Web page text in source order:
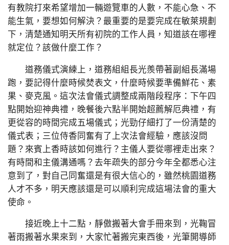
有教院打來希望增加一輛遊覽車的人數，不能心急、不
能生氣，要想如何解決？最重要的是要完成在敏萊規劃
下，清楚通知明天所有初院的工作人員，知道該在哪裡
就定位？該做什麼工作？
道務儀式演練上，道務組組長光羨帶著副組長滿場
跑，要記得什麼時候焚表文，什麼時候要準備鮮花、素
果、麥克風。這次法會儀式調整成兩階段程序：下午四
點開始迎神典禮，晚餐後六點半開始超薦解厄典禮，有
更從容的時間完成五場儀式；光勁仔細打了一份清楚的
儀式表；三位侍香同奮有了上次法會經驗，應該沒問
題？來賓上香時該如何進行？主儀人要從哪裡走出來？
有時間和主儀溝通嗎？去年疏失的部分今年全都悉心注
意到了，對自己同奮還是有很大信心的，雖然桃園道務
人才不多，明天應該還是可以順利完成這場法會的重大
使命。
接近晚上十二點，靜傲搬著大會手冊來到，光鞠冒
著雨搬著水果來到，大家忙著搬完東西後，光筆開導師